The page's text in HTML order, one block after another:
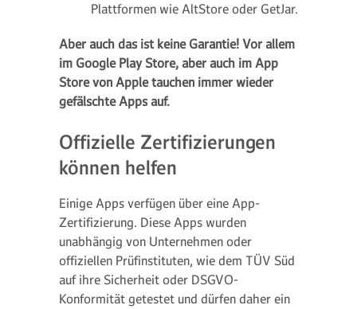
Plattformen wie AltStore oder GetJar.
Aber auch das ist keine Garantie! Vor allem
im Google Play Store, aber auch im App
Store von Apple tauchen immer wieder
gefälschte Apps auf.
Offizielle Zertifizierungen
können helfen
Einige Apps verfügen über eine App-
Zertifizierung. Diese Apps wurden
unabhängig von Unternehmen oder
offiziellen Prüfinstituten, wie dem TÜV Süd
auf ihre Sicherheit oder DSGVO-
Konformität getestet und dürfen daher ein